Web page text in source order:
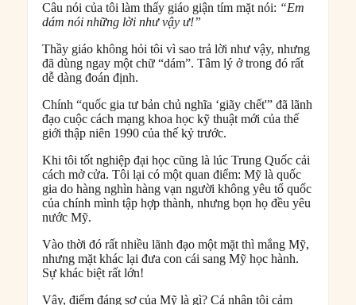
Câu nói của tôi làm thấy giáo giận tím mặt nói: “Em
dám nói những lời như vậy ư!”
Thầy giáo không hỏi tôi vì sao trả lời như vậy, nhưng
đã dùng ngay một chữ “dám”. Tâm lý ở trong đó rất
dễ dàng đoán định.
Chính “quốc gia tư bản chủ nghĩa ‘giãy chết'” đã lãnh
đạo cuộc cách mạng khoa học kỹ thuật mới của thế
giới thập niên 1990 của thế kỷ trước.
Khi tôi tốt nghiệp đại học cũng là lúc Trung Quốc cải
cách mở cửa. Tôi lại có một quan điểm: Mỹ là quốc
gia do hàng nghìn hàng vạn người không yêu tổ quốc
của chính mình tập hợp thành, nhưng bọn họ đều yêu
nước Mỹ.
Vào thời đó rất nhiều lãnh đạo một mặt thì mắng Mỹ,
nhưng mặt khác lại đưa con cái sang Mỹ học hành.
Sự khác biệt rất lớn!
Vậy, điểm đáng sợ của Mỹ là gì? Cá nhân tôi cảm